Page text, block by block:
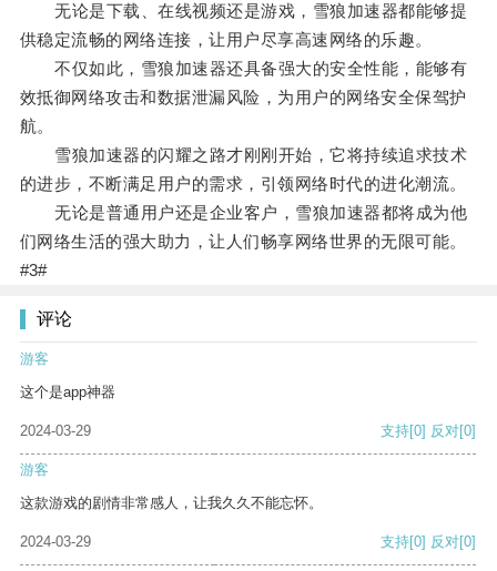
无论是下载、在线视频还是游戏，雪狼加速器都能够提
供稳定流畅的网络连接，让用户尽享高速网络的乐趣。
不仅如此，雪狼加速器还具备强大的安全性能，能够有
效抵御网络攻击和数据泄漏风险，为用户的网络安全保驾护
航。
雪狼加速器的闪耀之路才刚刚开始，它将持续追求技术
的进步，不断满足用户的需求，引领网络时代的进化潮流。
无论是普通用户还是企业客户，雪狼加速器都将成为他
们网络生活的强大助力，让人们畅享网络世界的无限可能。
#3#
评论
游客
这个是app神器
2024-03-29 支持[0] 反对[0]
游客
这款游戏的剧情非常感人，让我久久不能忘怀。
2024-03-29 支持[0] 反对[0]